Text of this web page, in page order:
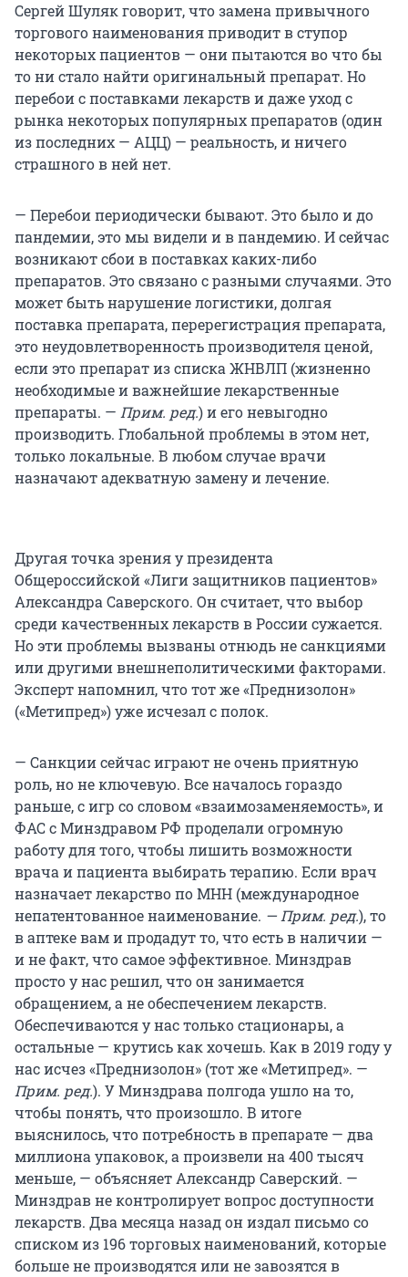
Сергей Шуляк говорит, что замена привычного
торгового наименования приводит в ступор
некоторых пациентов — они пытаются во что бы
то ни стало найти оригинальный препарат. Но
перебои с поставками лекарств и даже уход с
рынка некоторых популярных препаратов (один
из последних — АЦЦ) — реальность, и ничего
страшного в ней нет.
— Перебои периодически бывают. Это было и до
пандемии, это мы видели и в пандемию. И сейчас
возникают сбои в поставках каких-либо
препаратов. Это связано с разными случаями. Это
может быть нарушение логистики, долгая
поставка препарата, перерегистрация препарата,
это неудовлетворенность производителя ценой,
если это препарат из списка ЖНВЛП (жизненно
необходимые и важнейшие лекарственные
препараты. — Прим. ред.) и его невыгодно
производить. Глобальной проблемы в этом нет,
только локальные. В любом случае врачи
назначают адекватную замену и лечение.
Другая точка зрения у президента
Общероссийской «Лиги защитников пациентов»
Александра Саверского. Он считает, что выбор
среди качественных лекарств в России сужается.
Но эти проблемы вызваны отнюдь не санкциями
или другими внешнеполитическими факторами.
Эксперт напомнил, что тот же «Преднизолон»
(«Метипред») уже исчезал с полок.
— Санкции сейчас играют не очень приятную
роль, но не ключевую. Все началось гораздо
раньше, с игр со словом «взаимозаменяемость», и
ФАС с Минздравом РФ проделали огромную
работу для того, чтобы лишить возможности
врача и пациента выбирать терапию. Если врач
назначает лекарство по МНН (международное
непатентованное наименование. — Прим. ред.), то
в аптеке вам и продадут то, что есть в наличии —
и не факт, что самое эффективное. Минздрав
просто у нас решил, что он занимается
обращением, а не обеспечением лекарств.
Обеспечиваются у нас только стационары, а
остальные — крутись как хочешь. Как в 2019 году у
нас исчез «Преднизолон» (тот же «Метипред». —
Прим. ред.). У Минздрава полгода ушло на то,
чтобы понять, что произошло. В итоге
выяснилось, что потребность в препарате — два
миллиона упаковок, а произвели на 400 тысяч
меньше, — объясняет Александр Саверский. —
Минздрав не контролирует вопрос доступности
лекарств. Два месяца назад он издал письмо со
списком из 196 торговых наименований, которые
больше не производятся или не завозятся в